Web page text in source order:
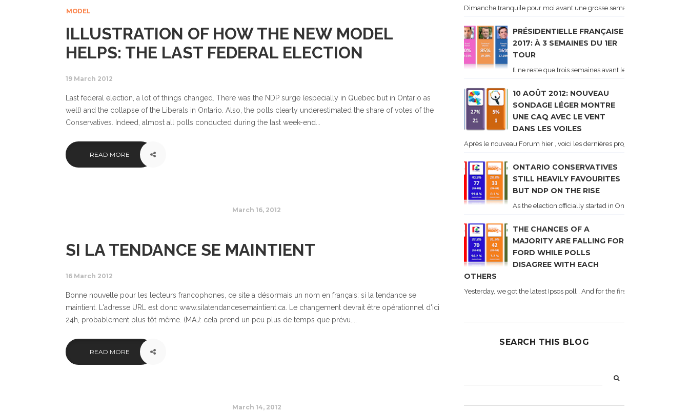
MODEL
ILLUSTRATION OF HOW THE NEW MODEL
HELPS: THE LAST FEDERAL ELECTION
19 March 2012
Last federal election, a lot of things changed. There was the NDP surge (especially in Quebec but in Ontario as
well) and the collapse of the Liberals in Ontario. Also, the polls clearly underestimated the share of votes of the
Conservatives. Indeed, almost all polls conducted during the last week-end...
READ MORE
March 16, 2012
SI LA TENDANCE SE MAINTIENT
16 March 2012
Bonne nouvelle pour les lecteurs francophones, ce site a désormais un nom en français: si la tendance se
maintient. L'adresse URL est donc www.silatendancesemaintient.ca. Le changement devrait être opérationnel d'ici
24h, probablement plus tôt même. (MAJ: cela prend un peu plus de temps que prévu....
READ MORE
March 14, 2012
Dimanche tranquile pour moi avant une grosse semaine. Voici sur le
PRÉSIDENTIELLE FRANÇAISE
2017: À 3 SEMAINES DU 1ER
TOUR
Il ne reste que trois semaines avant le 1er tour de
10 AOÛT 2012: NOUVEAU
SONDAGE LÉGER MONTRE
UNE CAQ AVEC LE VENT
DANS LES VOILES
Après le nouveau Forum hier , voici les dernières projections basées sur
ONTARIO CONSERVATIVES
STILL HEAVILY FAVOURITES
BUT NDP ON THE RISE
As the election officially started in Ontario, some
THE CHANCES OF A
MAJORITY ARE FALLING FOR
FORD WHILE POLLS
DISAGREE WITH EACH
OTHERS
Yesterday, we got the latest Ipsos poll . And for the first time during this
SEARCH THIS BLOG